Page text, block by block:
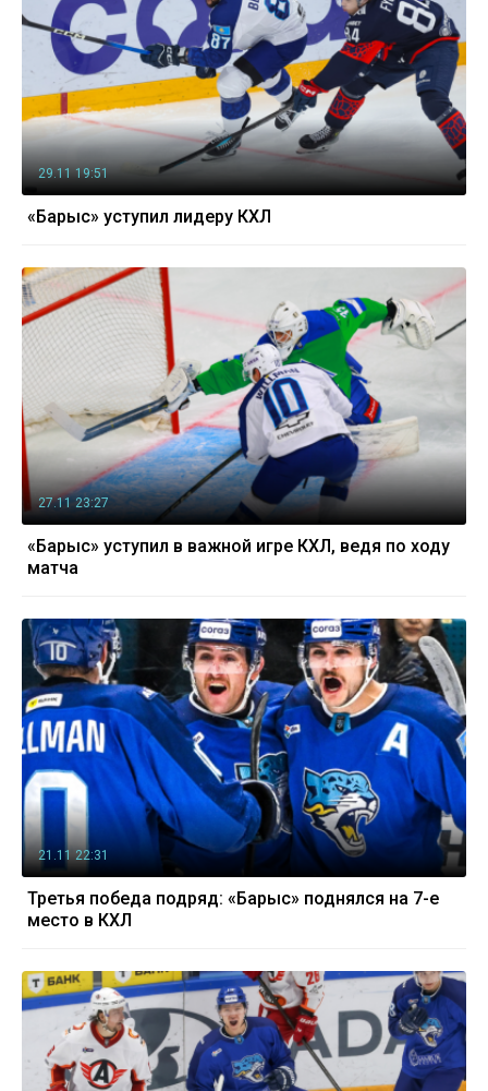
29.11 19:51
«Барыс» уступил лидеру КХЛ
27.11 23:27
«Барыс» уступил в важной игре КХЛ, ведя по ходу
матча
21.11 22:31
Третья победа подряд: «Барыс» поднялся на 7-е
место в КХЛ